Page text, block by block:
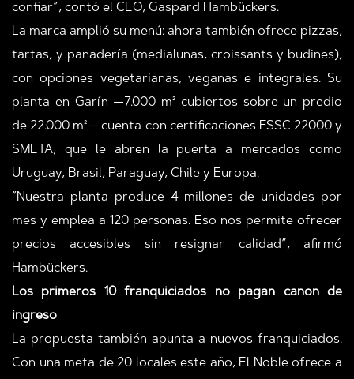
confiar”, contó el CEO, Gaspard Hambückers.
La marca amplió su menú: ahora también ofrece pizzas,
tartas, y panadería (medialunas, croissants y budines),
con opciones vegetarianas, veganas e integrales. Su
planta en Garín —7.000 m² cubiertos sobre un predio
de 22.000 m²— cuenta con certificaciones FSSC 22000 y
SMETA, que le abren la puerta a mercados como
Uruguay, Brasil, Paraguay, Chile y Europa.
“Nuestra planta produce 4 millones de unidades por
mes y emplea a 120 personas. Eso nos permite ofrecer
precios accesibles sin resignar calidad”, afirmó
Hambückers.
Los primeros 10 franquiciados no pagan canon de
ingreso
La propuesta también apunta a nuevos franquiciados.
Con una meta de 20 locales este año, El Noble ofrece a